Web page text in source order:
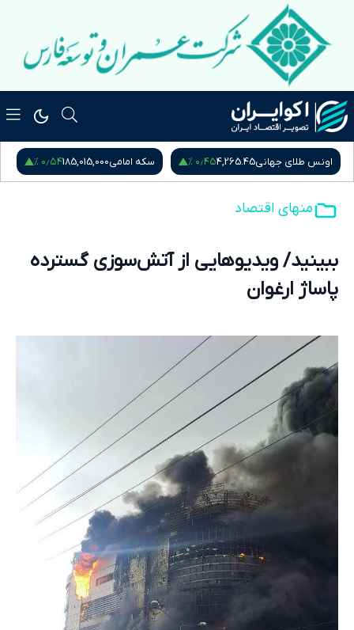
اونس طلای جهانی4,265.45۰٫۴۵ % سکه امامی185,015,000۰٫۵۴ %
منهای اقتصاد
ببینید/ ویدیوهایی از آتش‌سوزی گسترده
پاساژ ارغوان